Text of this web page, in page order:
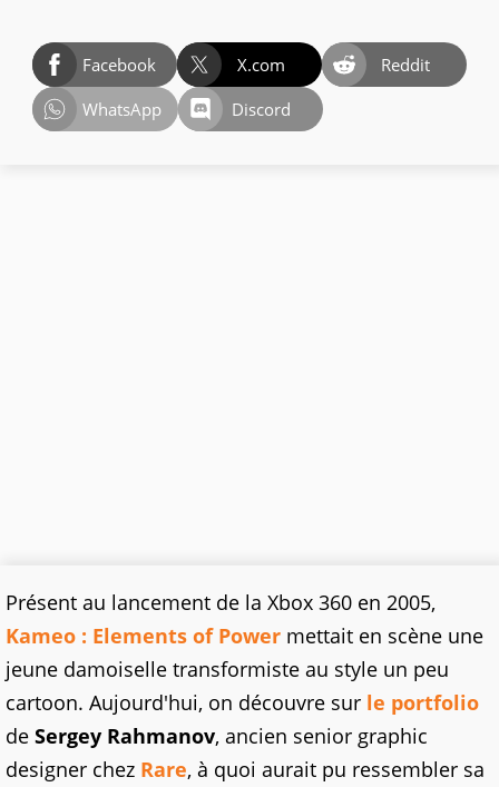
Facebook X.com
Reddit
WhatsApp
Discord
Présent au lancement de la Xbox 360 en 2005,
Kameo : Elements of Power mettait en scène une
jeune damoiselle transformiste au style un peu
cartoon. Aujourd'hui, on découvre sur le portfolio
de Sergey Rahmanov, ancien senior graphic
designer chez Rare, à quoi aurait pu ressembler sa